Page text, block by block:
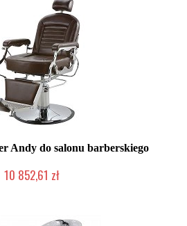
Andy do salonu barberskiego
10 852,61 zł